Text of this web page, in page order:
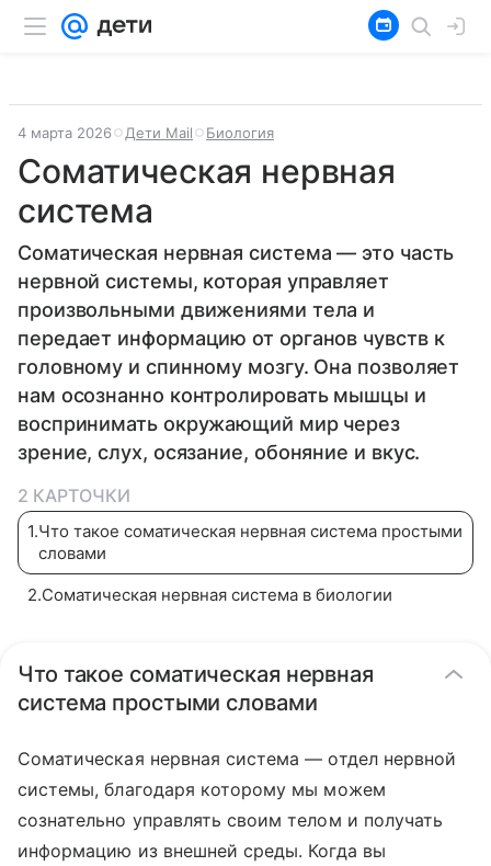
4 марта 2026 Дети Mail Биология
Соматическая нервная
система
Соматическая нервная система — это часть
нервной системы, которая управляет
произвольными движениями тела и
передает информацию от органов чувств к
головному и спинному мозгу. Она позволяет
нам осознанно контролировать мышцы и
воспринимать окружающий мир через
зрение, слух, осязание, обоняние и вкус.
2 КАРТОЧКИ
1.Что такое соматическая нервная система простыми
словами
2.Соматическая нервная система в биологии
Что такое соматическая нервная
система простыми словами
Соматическая нервная система — отдел нервной
системы, благодаря которому мы можем
сознательно управлять своим телом и получать
информацию из внешней среды. Когда вы